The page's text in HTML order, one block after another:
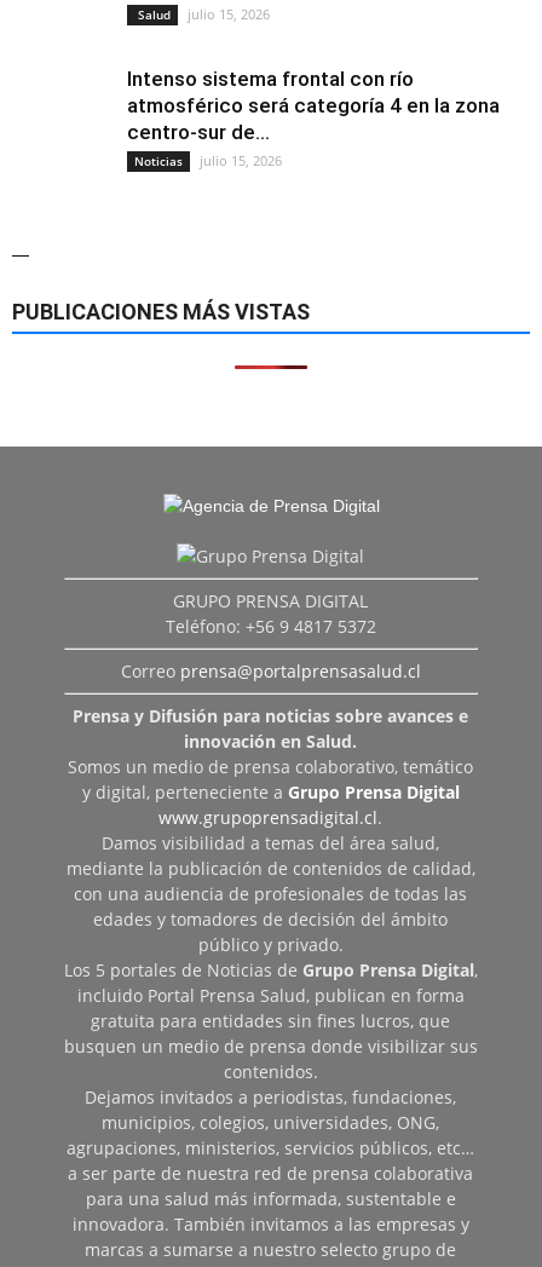
Salud julio 15, 2026
Intenso sistema frontal con río
atmosférico será categoría 4 en la zona
centro-sur de...
Noticias julio 15, 2026
—
PUBLICACIONES MÁS VISTAS
GRUPO PRENSA DIGITAL
Teléfono: +56 9 4817 5372
Correo prensa@portalprensasalud.cl
Prensa y Difusión para noticias sobre avances e
innovación en Salud.
Somos un medio de prensa colaborativo, temático
y digital, perteneciente a Grupo Prensa Digital
www.grupoprensadigital.cl.
Damos visibilidad a temas del área salud,
mediante la publicación de contenidos de calidad,
con una audiencia de profesionales de todas las
edades y tomadores de decisión del ámbito
público y privado.
Los 5 portales de Noticias de Grupo Prensa Digital,
incluido Portal Prensa Salud, publican en forma
gratuita para entidades sin fines lucros, que
busquen un medio de prensa donde visibilizar sus
contenidos.
Dejamos invitados a periodistas, fundaciones,
municipios, colegios, universidades, ONG,
agrupaciones, ministerios, servicios públicos, etc…
a ser parte de nuestra red de prensa colaborativa
para una salud más informada, sustentable e
innovadora. También invitamos a las empresas y
marcas a sumarse a nuestro selecto grupo de